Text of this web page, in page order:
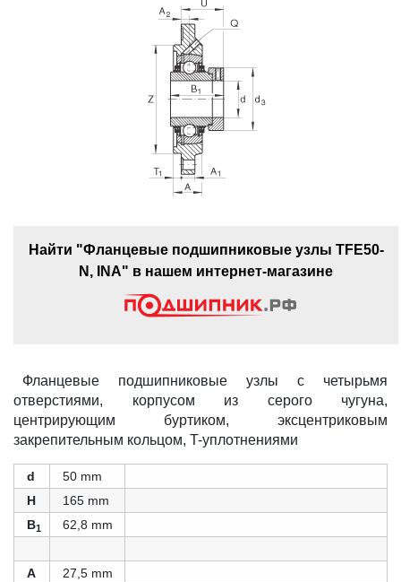
Найти "Фланцевые подшипниковые узлы TFE50-
N, INA" в нашем интернет-магазине
Фланцевые подшипниковые узлы с четырьмя
отверстиями, корпусом из серого чугуна,
центрирующим буртиком, эксцентриковым
закрепительным кольцом, T-уплотнениями
d
50 mm
H
165 mm
B1 62,8 mm
A
27,5 mm